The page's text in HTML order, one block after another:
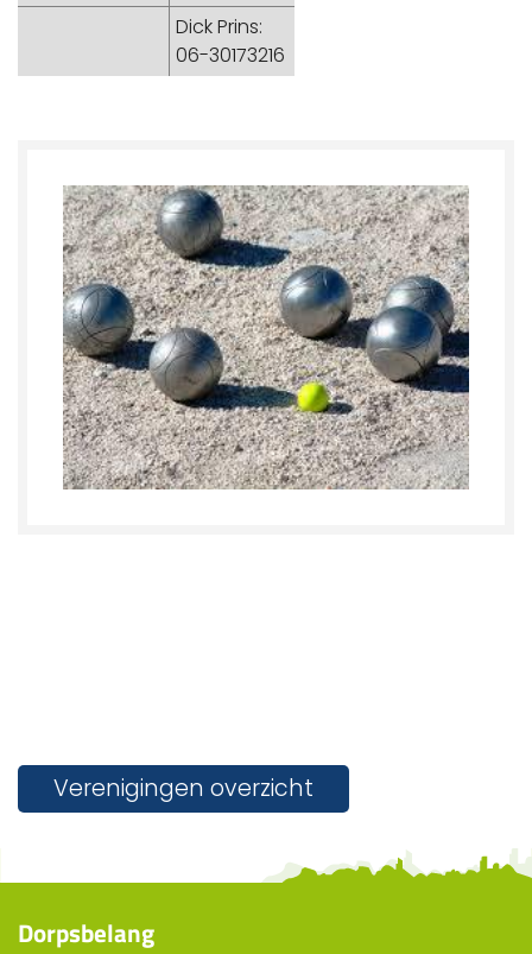
Dick Prins:
06-30173216
Verenigingen overzicht
Dorpsbelang